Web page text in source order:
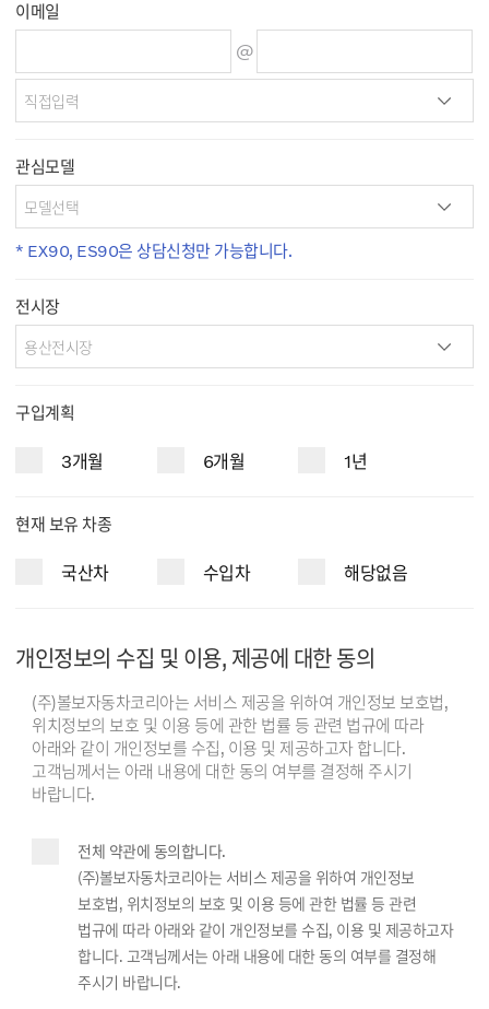
이메일
@
관심모델
* EX90, ES90은 상담신청만 가능합니다.
전시장
구입계획
3개월 6개월 1년
현재 보유 차종
국산차 수입차 해당없음
개인정보의 수집 및 이용, 제공에 대한 동의
(주)볼보자동차코리아는 서비스 제공을 위하여 개인정보 보호법,
위치정보의 보호 및 이용 등에 관한 법률 등 관련 법규에 따라
아래와 같이 개인정보를 수집, 이용 및 제공하고자 합니다.
고객님께서는 아래 내용에 대한 동의 여부를 결정해 주시기
바랍니다.
전체 약관에 동의합니다.
(주)볼보자동차코리아는 서비스 제공을 위하여 개인정보
보호법, 위치정보의 보호 및 이용 등에 관한 법률 등 관련
법규에 따라 아래와 같이 개인정보를 수집, 이용 및 제공하고자
합니다. 고객님께서는 아래 내용에 대한 동의 여부를 결정해
주시기 바랍니다.